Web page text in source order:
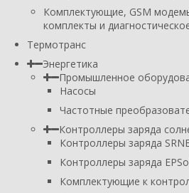
Комплектующие, GSM
комплекты и
Термотранс
Энергетика
Промышленное
Насосы
Частотные
Контроллеры заряда
Контроллеры заряда
Контроллеры заряда
Комплектующие к